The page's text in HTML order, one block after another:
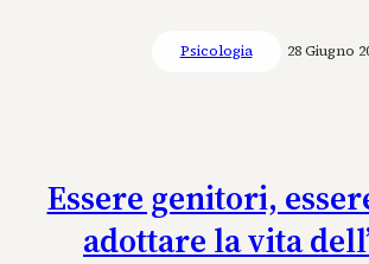
Psicologia 28 Giugno
Essere genitori,
adottare la vita